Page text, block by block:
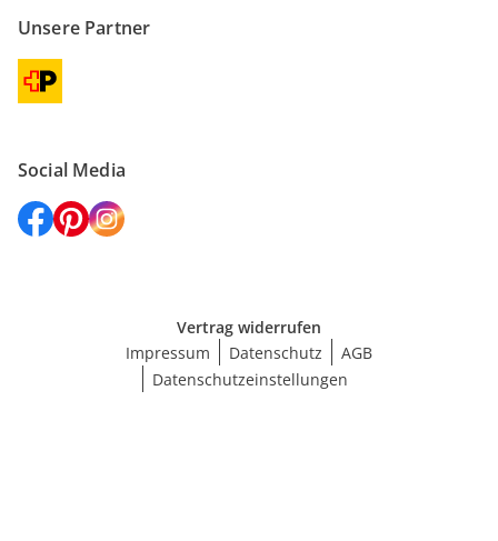
Unsere Partner
Social Media
Vertrag widerrufen
Impressum
Datenschutz
AGB
Datenschutzeinstellungen